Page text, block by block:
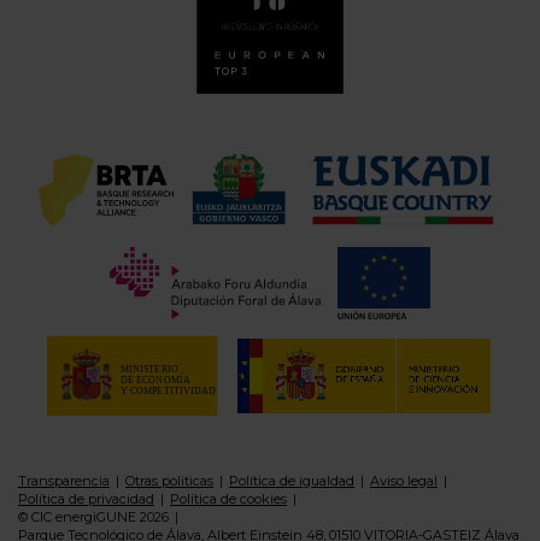
Transparencia Otras politicas Política de igualdad
Aviso legal
Política de privacidad
Política de cookies
© CIC energiGUNE 2026
Parque Tecnológico de Álava, Albert Einstein 48, 01510 VITORIA-GASTEIZ Álava